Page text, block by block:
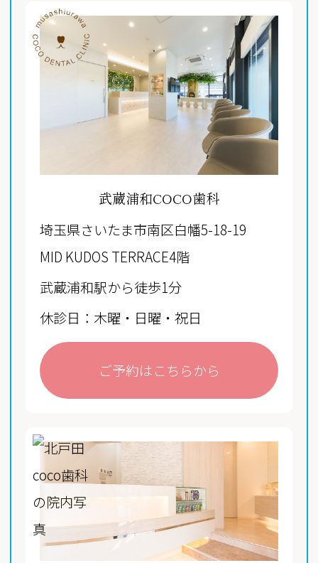
武蔵浦和COCO歯科
埼玉県さいたま市南区白幡5-18-19
MID KUDOS TERRACE4階
武蔵浦和駅から徒歩1分
休診日：木曜・日曜・祝日
ご予約はこちらから